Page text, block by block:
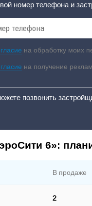
номер телефона и
на обработку моих
на получение
позвонить
6»:
В продаже
2